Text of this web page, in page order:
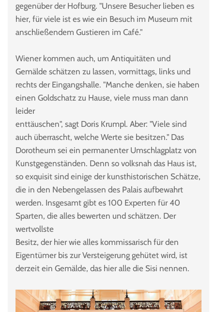
gegenüber der Hofburg. "Unsere Besucher lieben es
hier, für viele ist es wie ein Besuch im Museum mit
anschließendem Gustieren im Café."
Wiener kommen auch, um Antiquitäten und
Gemälde schätzen zu lassen, vormittags, links und
rechts der Eingangshalle. "Manche denken, sie haben
einen Goldschatz zu Hause, viele muss man dann
leider
enttäuschen", sagt Doris Krumpl. Aber: "Viele sind
auch überrascht, welche Werte sie besitzen." Das
Dorotheum sei ein permanenter Umschlagplatz von
Kunstgegenständen. Denn so volksnah das Haus ist,
so exquisit sind einige der kunsthistorischen Schätze,
die in den Nebengelassen des Palais aufbewahrt
werden. Insgesamt gibt es 100 Experten für 40
Sparten, die alles bewerten und schätzen. Der
wertvollste
Besitz, der hier wie alles kommissarisch für den
Eigentümer bis zur Versteigerung gehütet wird, ist
derzeit ein Gemälde, das hier alle die Sisi nennen.